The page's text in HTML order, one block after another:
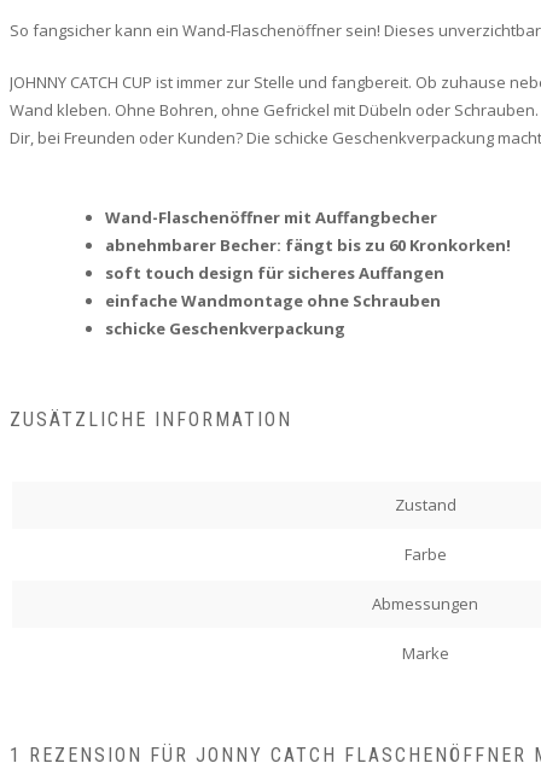
So fangsicher kann ein Wand-Flaschenöffner sein! Dieses
JOHNNY CATCH CUP ist immer zur Stelle und fangbereit. Ob zuhause
Wand kleben. Ohne Bohren, ohne Gefrickel mit Dübeln oder
Dir, bei Freunden oder Kunden? Die schicke Geschenkverpackung
Wand-Flaschenöffner mit Auffangbecher
abnehmbarer Becher: fängt bis zu 60 Kronkorken!
soft touch design für sicheres Auffangen
einfache Wandmontage ohne Schrauben
schicke Geschenkverpackung
ZUSÄTZLICHE INFORMATION
Zustand
Farbe
Abmessungen
Marke
1 REZENSION FÜR JONNY CATCH FLASCHENÖFFNER